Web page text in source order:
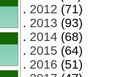
. 2012 (71)
. 2013 (93)
. 2014 (68)
. 2015 (64)
. 2016 (51)